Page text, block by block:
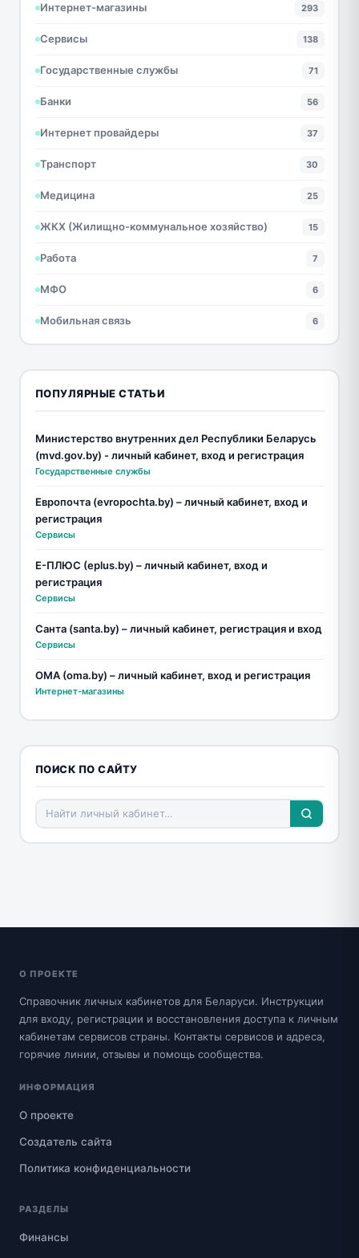
Интернет-магазины 293
Сервисы 138
Государственные службы 71
Банки 56
Интернет провайдеры 37
Транспорт 30
Медицина 25
ЖКХ (Жилищно-коммунальное хозяйство) 15
Работа 7
МФО 6
Мобильная связь 6
ПОПУЛЯРНЫЕ СТАТЬИ
Министерство внутренних дел Республики Беларусь
(mvd.gov.by) - личный кабинет, вход и регистрация
Государственные службы
Европочта (evropochta.by) – личный кабинет, вход и
регистрация
Сервисы
Е-ПЛЮС (eplus.by) – личный кабинет, вход и
регистрация
Сервисы
Санта (santa.by) – личный кабинет, регистрация и вход
Сервисы
ОМА (oma.by) – личный кабинет, вход и регистрация
Интернет-магазины
ПОИСК ПО САЙТУ
О ПРОЕКТЕ
Справочник личных кабинетов для Беларуси. Инструкции
для входу, регистрации и восстановления доступа к личным
кабинетам сервисов страны. Контакты сервисов и адреса,
горячие линии, отзывы и помощь сообщества.
ИНФОРМАЦИЯ
О проекте
Создатель сайта
Политика конфиденциальности
РАЗДЕЛЫ
Финансы